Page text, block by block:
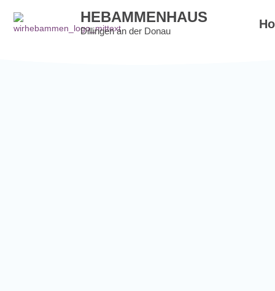
HEBAMMENHAUS
Dillingen an der Donau